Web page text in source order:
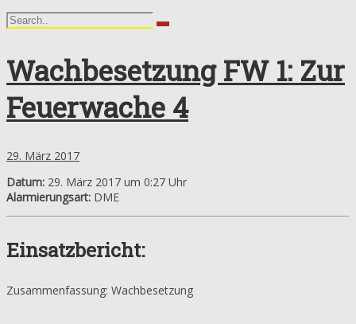
Wachbesetzung FW 1: Zur
Feuerwache 4
29. März 2017
Datum: 29. März 2017 um 0:27 Uhr
Alarmierungsart: DME
Einsatzbericht:
Zusammenfassung: Wachbesetzung